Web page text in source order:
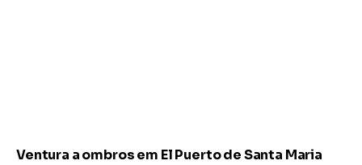
Ventura a ombros em El Puerto de Santa Maria